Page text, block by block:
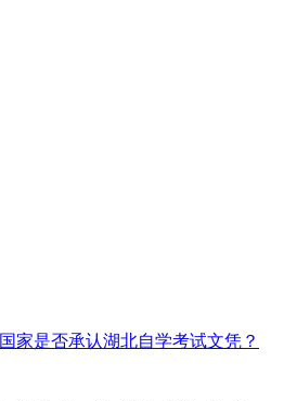
国家是否承认湖北自学考试文凭？